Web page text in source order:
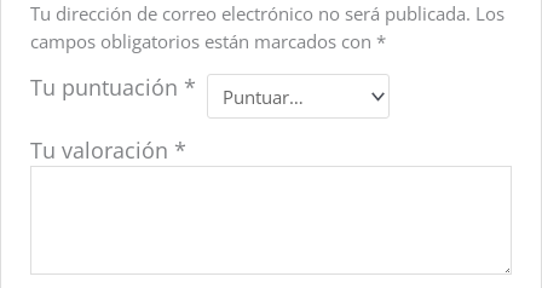
Tu dirección de correo electrónico no será publicada. Los
campos obligatorios están marcados con *
Tu puntuación *
Tu valoración *